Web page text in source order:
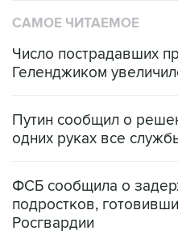
САМОЕ ЧИТАЕМОЕ
Число пострадавших
Геленджиком
Путин сообщил о
одних руках все
ФСБ сообщила о
подростков,
Росгвардии